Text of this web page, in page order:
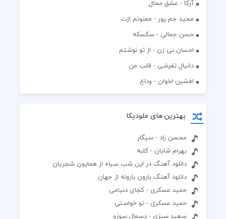
آرکا - عشق محال
مجید جم پور - ممنونم ازت
حسن جمالی - سکسکه
احسان نی زن - از تو نوشتم
دانیال تفرشی - قلب من
افشين اخوان - وداع
بهترین های ملودیکا
محسن راد - سیگار
بهرام شایان - کلبه
دانلود آهنگ در این شب سیاه از همایون شجریان
دانلود آهنگ بارون بارونه از جهان
حمید عسکری - کجای دنیامی
حمید عسکری - تو خواستی
سعید سبزی - دسمال سوزو